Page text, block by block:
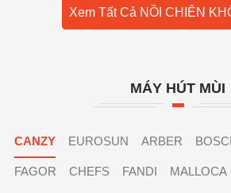
Xem Tất Cả NỒI CHIÊN
MÁY HÚT MÙI
CANZY EUROSUN ARBER
FAGOR CHEFS FANDI MALLOCA